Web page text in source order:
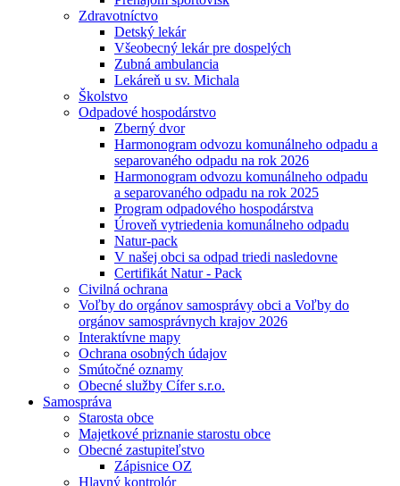
Zdravotníctvo
Detský lekár
Všeobecný lekár pre dospelých
Zubná ambulancia
Lekáreň u sv. Michala
Školstvo
Odpadové hospodárstvo
Zberný dvor
Harmonogram odvozu komunálneho odpadu a
separovaného odpadu na rok 2026
Harmonogram odvozu komunálneho odpadu
a separovaného odpadu na rok 2025
Program odpadového hospodárstva
Úroveň vytriedenia komunálneho odpadu
Natur-pack
V našej obci sa odpad triedi nasledovne
Certifikát Natur - Pack
Civilná ochrana
Voľby do orgánov samosprávy obci a Voľby do
orgánov samosprávnych krajov 2026
Interaktívne mapy
Ochrana osobných údajov
Smútočné oznamy
Obecné služby Cífer s.r.o.
Samospráva
Starosta obce
Majetkové priznanie starostu obce
Obecné zastupiteľstvo
Zápisnice OZ
Hlavný kontrolór